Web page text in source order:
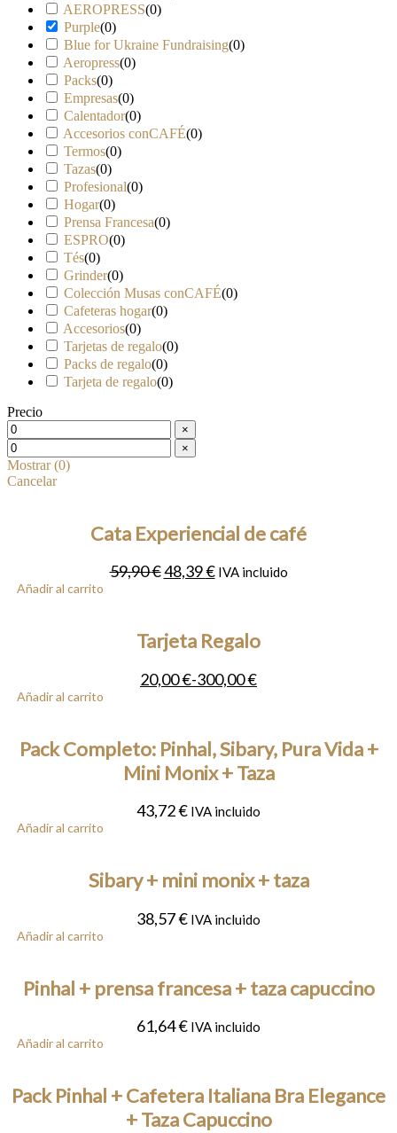
AEROPRESS(0)
Purple(0)
Blue for Ukraine Fundraising(0)
Aeropress(0)
Packs(0)
Empresas(0)
Calentador(0)
Accesorios conCAFÉ(0)
Termos(0)
Tazas(0)
Profesional(0)
Hogar(0)
Prensa Francesa(0)
ESPRO(0)
Tés(0)
Grinder(0)
Colección Musas conCAFÉ(0)
Cafeteras hogar(0)
Accesorios(0)
Tarjetas de regalo(0)
Packs de regalo(0)
Tarjeta de regalo(0)
Precio
×
×
Mostrar(0)
Cancelar
Cata Experiencial de café
59,90€El
era:
59,90 €.
48,39€El
48,39 €.
IVA incluido
Añadir al carrito
Tarjeta Regalo
20,00€-300,00€
Añadir al carrito
Pack Completo: Pinhal, Sibary, Pura Vida +
Mini Monix + Taza
43,72€ IVA incluido
Añadir al carrito
Sibary + mini monix + taza
38,57€ IVA incluido
Añadir al carrito
Pinhal + prensa francesa + taza capuccino
61,64€ IVA incluido
Añadir al carrito
Pack Pinhal + Cafetera Italiana Bra Elegance
+ Taza Capuccino